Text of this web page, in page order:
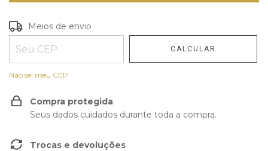
Entregas para o CEP:
Meios de envio
CALCULAR
Não sei meu CEP
Compra protegida
Seus dados cuidados durante toda a compra.
Trocas e devoluções